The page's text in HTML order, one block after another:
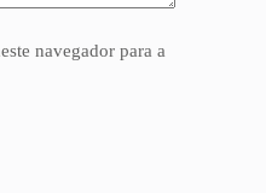
navegador para a